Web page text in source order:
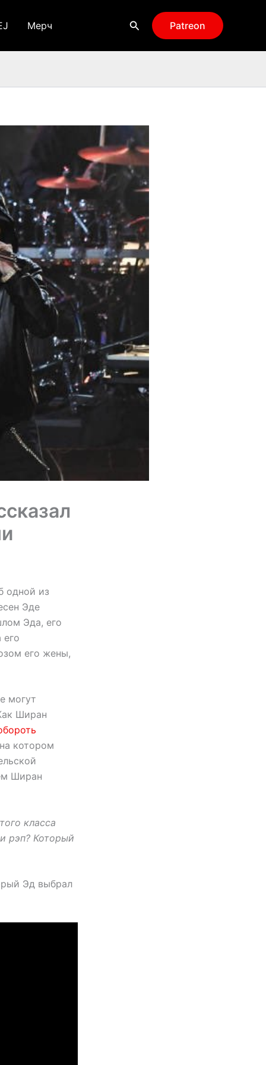
Мерч Поиск Patreon
одной из
Эде
Эда, его
его жены,
могут
Ширан
котором
Ширан
класса
рэп? Который
Эд выбрал